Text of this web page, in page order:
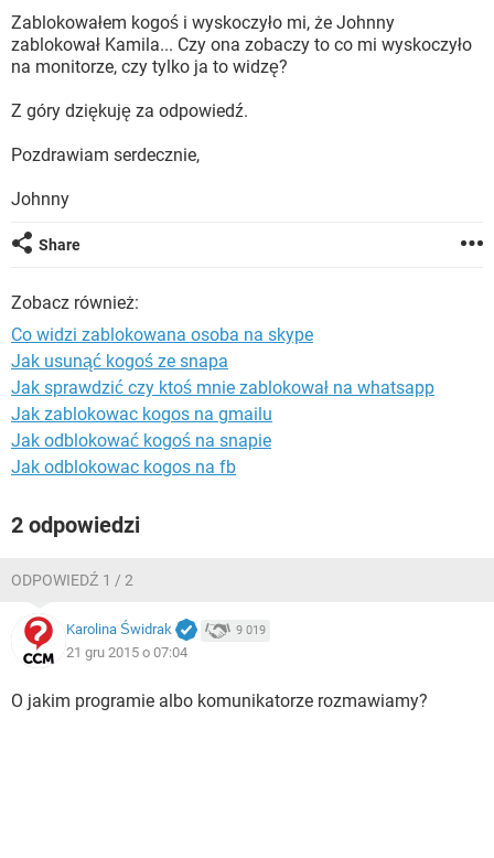
WINDOWS 10
INSTAGRAM FACEBOOK
WINDOWS 10
Zablokowałem kogoś i wyskoczyło mi, że Johnny
zablokował Kamila... Czy ona zobaczy to co mi wyskoczyło
na monitorze, czy tylko ja to widzę?
Z góry dziękuję za odpowiedź.
Pozdrawiam serdecznie,
Johnny
Share
Zobacz również:
Co widzi zablokowana osoba na skype
Jak usunąć kogoś ze snapa
Jak sprawdzić czy ktoś mnie zablokował na whatsapp
Jak zablokowac kogos na gmailu
Jak odblokować kogoś na snapie
Jak odblokowac kogos na fb
2 odpowiedzi
ODPOWIEDŹ 1 / 2
Karolina Świdrak 9 019
21 gru 2015 o 07:04
O jakim programie albo komunikatorze rozmawiamy?